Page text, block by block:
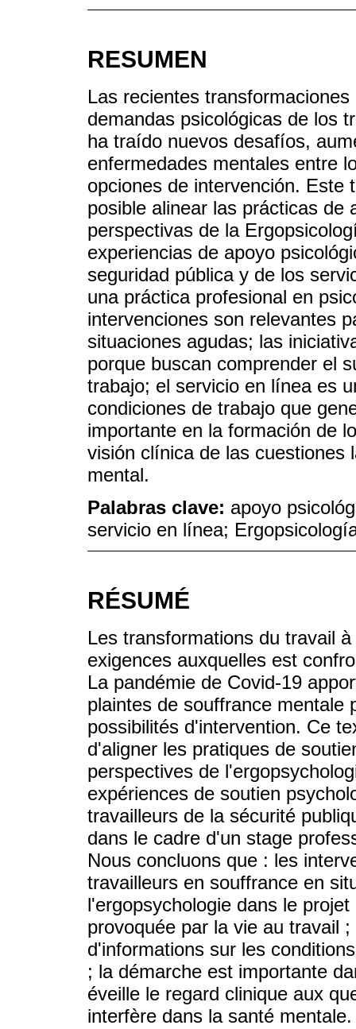
RESUMEN
Las recientes
demandas psicológicas de los
ha traído nuevos desafíos,
enfermedades mentales entre
opciones de intervención. Este
posible alinear las prácticas de
perspectivas de la
experiencias de apoyo
seguridad pública y de los
una práctica profesional en
intervenciones son relevantes
situaciones agudas; las
porque buscan comprender el
trabajo; el servicio en línea es
condiciones de trabajo que
importante en la formación de
visión clínica de las cuestiones
mental.
Palabras clave: apoyo
servicio en línea;
RÉSUMÉ
Les transformations du travail
exigences auxquelles est
La pandémie de Covid-19
plaintes de souffrance mentale
possibilités d'intervention. Ce
d'aligner les pratiques de
perspectives de
expériences de soutien
travailleurs de la sécurité
dans le cadre d'un stage
Nous concluons que : les
travailleurs en souffrance en
l'ergopsychologie dans le
provoquée par la vie au travail
d'informations sur les
; la démarche est importante
éveille le regard clinique aux
interfère dans la santé mentale.